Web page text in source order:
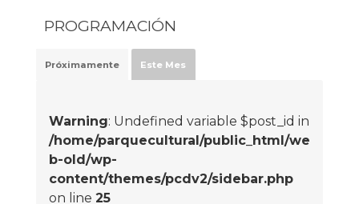
PROGRAMACIÓN
Próximamente Este Mes
Warning: Undefined variable $post_id in
/home/parquecultural/public_html/we
b-old/wp-
content/themes/pcdv2/sidebar.php
on line 25